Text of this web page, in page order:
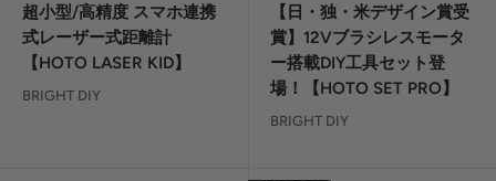
ル
価
格
超小型/高精度 スマホ連携
式レーザー式距離計
【HOTO LASER KID】
BRIGHT DIY
ル
価
格
【日・独・米デザイン賞受
賞】12Vブラシレスモータ
ー搭載DIY工具セット登
場！【HOTO SET PRO】
BRIGHT DIY